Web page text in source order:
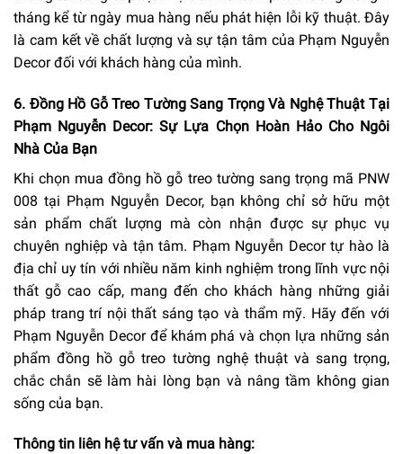
tháng kể từ ngày mua hàng nếu phát hiện lỗi kỹ thuật. Đây
là cam kết về chất lượng và sự tận tâm của Phạm Nguyễn
Decor đối với khách hàng của mình.
6. Đồng Hồ Gỗ Treo Tường Sang Trọng Và Nghệ Thuật Tại
Phạm Nguyễn Decor: Sự Lựa Chọn Hoàn Hảo Cho Ngôi
Nhà Của Bạn
Khi chọn mua đồng hồ gỗ treo tường sang trọng mã PNW
008 tại Phạm Nguyễn Decor, bạn không chỉ sở hữu một
sản phẩm chất lượng mà còn nhận được sự phục vụ
chuyên nghiệp và tận tâm. Phạm Nguyễn Decor tự hào là
địa chỉ uy tín với nhiều năm kinh nghiệm trong lĩnh vực nội
thất gỗ cao cấp, mang đến cho khách hàng những giải
pháp trang trí nội thất sáng tạo và thẩm mỹ. Hãy đến với
Phạm Nguyễn Decor để khám phá và chọn lựa những sản
phẩm đồng hồ gỗ treo tường nghệ thuật và sang trọng,
chắc chắn sẽ làm hài lòng bạn và nâng tầm không gian
sống của bạn.
Thông tin liên hệ tư vấn và mua hàng: